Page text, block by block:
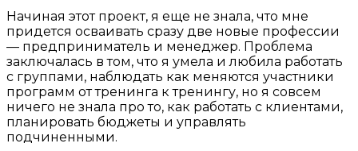
Начиная этот проект, я еще не знала, что мне
придется осваивать сразу две новые профессии
— предприниматель и менеджер. Проблема
заключалась в том, что я умела и любила работать
с группами, наблюдать как меняются участники
программ от тренинга к тренингу, но я совсем
ничего не знала про то, как работать с клиентами,
планировать бюджеты и управлять
подчиненными.